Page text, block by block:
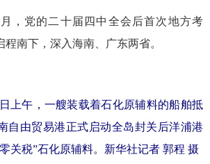
，党的二十届四中全会后首次地方考
南下，深入海南、广东两省。
上午，一艘装载着石化原辅料的船舶抵
自由贸易港正式启动全岛封关后洋浦港
关税”石化原辅料。新华社记者 郭程 摄